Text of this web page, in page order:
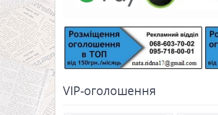
VIP-оголошення